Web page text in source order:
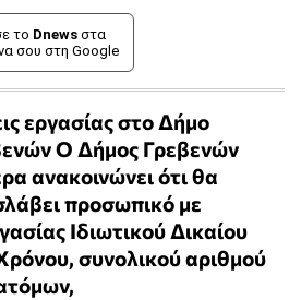
το Dnews στα
σου στη Google
εργασίας στο Δήμο
Ο Δήμος Γρεβενών
ανακοινώνει ότι θα
προσωπικό με
Ιδιωτικού Δικαίου
συνολικού αριθμού